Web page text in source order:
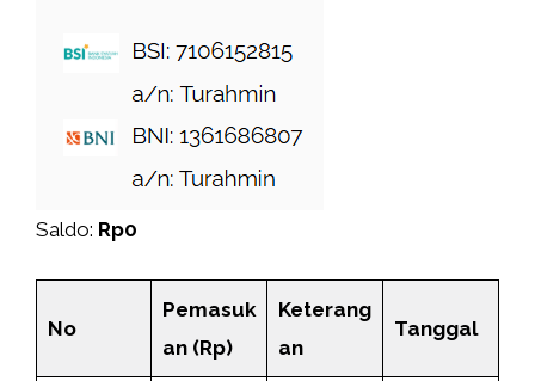
Saldo: Rp0
No
Pemasuk
an (Rp)
Keterang
an
Tanggal